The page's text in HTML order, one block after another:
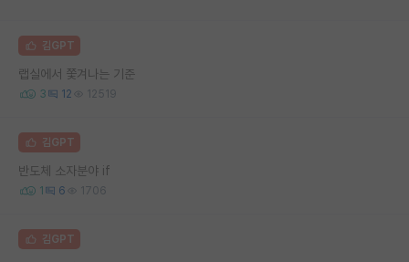
김GPT
랩실에서 쫓겨나는 기준
3 12 12519
김GPT
반도체 소자분야 if
1 6 1706
김GPT